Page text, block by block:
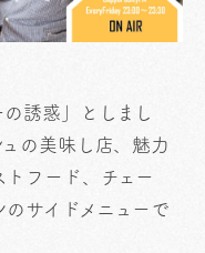
誘惑」としまし
の美味し店、魅力
フード、チェー
サイドメニューで